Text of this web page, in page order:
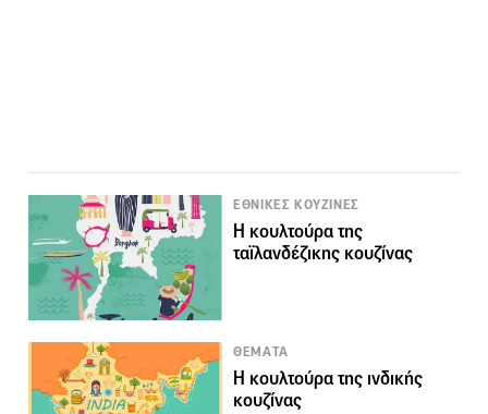
ΕΘΝΙΚΕΣ ΚΟΥΖΙΝΕΣ
Η κουλτούρα της
ταϊλανδέζικης κουζίνας
ΘΕΜΑΤΑ
Η κουλτούρα της ινδικής
κουζίνας